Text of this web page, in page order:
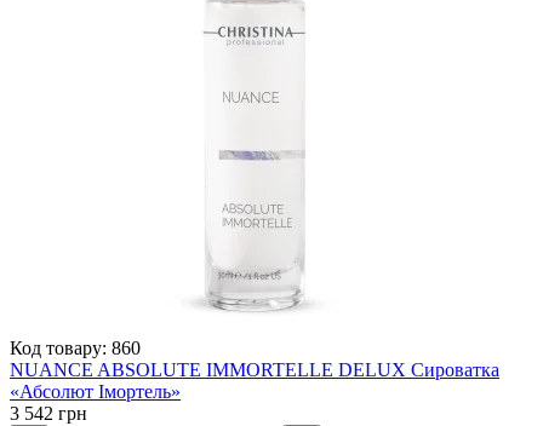
Код товару: 860
NUANCE ABSOLUTE IMMORTELLE DELUX Сироватка
«Абсолют Імортель»
3 542 грн